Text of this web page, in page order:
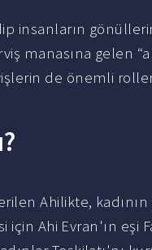
insanların
manasına gelen
de önemli
Ahilikte,
Ahi Evran'ın eşi